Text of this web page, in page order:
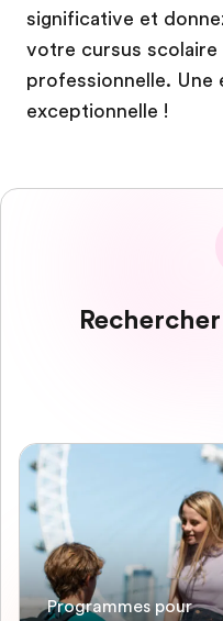
significative et
votre cursus
professionnelle. Une
exceptionnelle !
Programmes pour